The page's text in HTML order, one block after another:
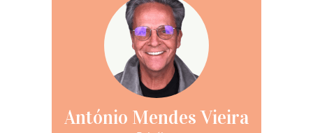
António Mendes Vieira